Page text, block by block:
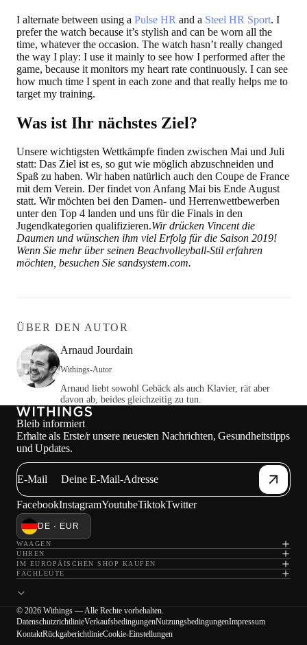
I alternate between using a Pulse HR and a Steel HR Sport. I
prefer the watch because it’s stylish and can be worn all the
time, whatever the occasion. The watch hasn’t really changed
the way I play: I use it mainly to see how I performed after the
game, because it monitors my heart rate continuously. I can see
how much time I spent in each zone and that really helps me to
target my training.
Was ist Ihr nächstes Ziel?
Unsere wichtigsten Wettkämpfe finden zwischen Mai und Juli
statt: Das Ziel ist es, so gut wie möglich abzuschneiden und
Spaß zu haben. Wir haben natürlich auch den Coupe de France
mit dem Verein. Der findet von Anfang Mai bis Ende August
statt. Wir möchten bei den Damen- und Herrenwettbewerben
unter den Top 4 landen und uns für die Finals in den
Jugendkategorien qualifizieren.Wir drücken Vincent die
Daumen und wünschen ihm viel Erfolg für die Saison 2019!
Wenn Sie mehr über seinen Beachvolleyball-Stil erfahren
möchten, besuchen Sie sandsystem.com.
ÜBER DEN AUTOR
Arnaud Jourdain
Withings-Autor
Arnaud liebt sowohl Gebäck als auch Klavier, rät aber
davon ab, beides gleichzeitig zu tun.
Bleib informiert
Erhalte als Erste/r unsere neuesten Nachrichten, Gesundheitstipps
und Updates.
E-Mail
FacebookInstagramYoutubeTiktokTwitter
DE · EUR
WAAGEN
UHREN
IM EUROPÄISCHEN SHOP KAUFEN
FACHLEUTE
© 2026 Withings — Alle Rechte vorbehalten.
DatenschutzrichtlinieVerkaufsbedingungenNutzungsbedingungenImpressum
KontaktRückgaberichtlinieCookie-Einstellungen